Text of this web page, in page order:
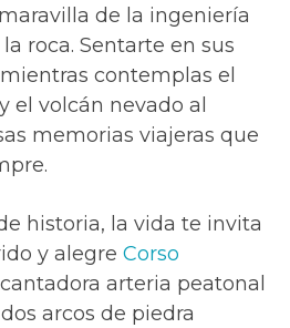
de la ingeniería
roca. Sentarte en sus
contemplas el
el volcán nevado al
memorias viajeras que
historia, la vida te invita
y alegre Corso
arteria peatonal
arcos de piedra